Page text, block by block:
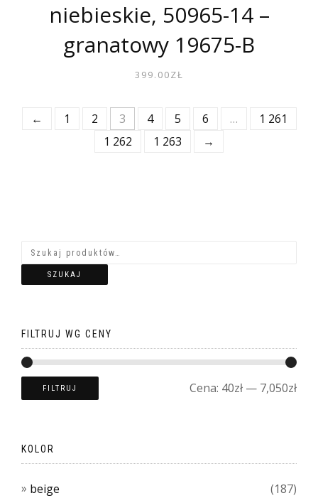
niebieskie, 50965-14 –
granatowy 19675-B
399.00ZŁ
← 1 2 3 4 5 6 …
1 261
1 262
1 263 →
SZUKAJ
FILTRUJ WG CENY
FILTRUJ Cena: 40zł — 7,050zł
KOLOR
beige
(187)